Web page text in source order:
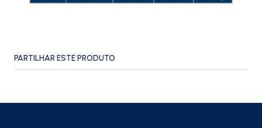
PARTILHAR ESTE PRODUTO